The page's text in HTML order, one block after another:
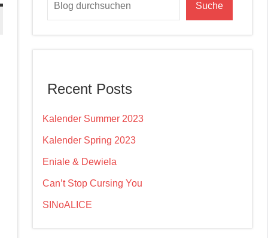
Suche
Recent Posts
Kalender Summer 2023
Kalender Spring 2023
Eniale & Dewiela
Can’t Stop Cursing You
SINoALICE